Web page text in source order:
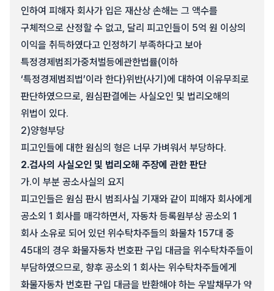
인하여 피해자 회사가 입은 재산상 손해는 그 액수를
구체적으로 산정할 수 없고, 달리 피고인들이 5억 원 이상의
이익을 취득하였다고 인정하기 부족하다고 보아
특정경제범죄가중처벌등에관한법률(이하
‘특정경제범죄법’이라 한다)위반(사기)에 대하여 이유무죄로
판단하였으므로, 원심판결에는 사실오인 및 법리오해의
위법이 있다.
2)양형부당
피고인들에 대한 원심의 형은 너무 가벼워서 부당하다.
2.검사의 사실오인 및 법리오해 주장에 관한 판단
가.이 부분 공소사실의 요지
피고인들은 원심 판시 범죄사실 기재와 같이 피해자 회사에게
공소외 1 회사를 매각하면서, 자동차 등록원부상 공소외 1
회사 소유로 되어 있던 위수탁차주들의 화물차 157대 중
45대의 경우 화물자동차 번호판 구입 대금을 위수탁차주들이
부담하였으므로, 향후 공소외 1 회사는 위수탁차주들에게
화물자동차 번호판 구입 대금을 반환해야 하는 우발채무가 약